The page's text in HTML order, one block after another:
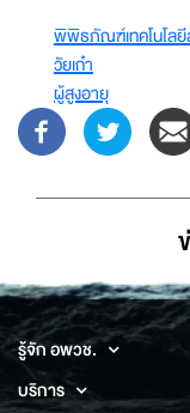
พิพิธภัณฑ์เทคโนโลยี
วัยเก๋า
ผู้สูงอายุ
รู้จัก อพวช.
บริการ